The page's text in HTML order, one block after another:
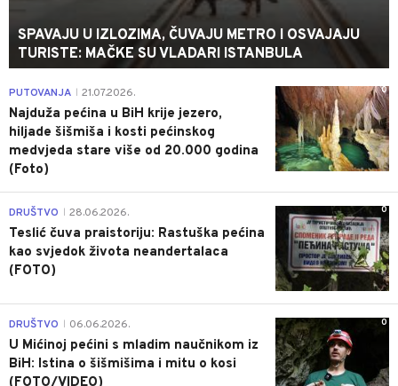
SPAVAJU U IZLOZIMA, ČUVAJU METRO I OSVAJAJU
TURISTE: MAČKE SU VLADARI ISTANBULA
0
PUTOVANJA 21.07.2026.
Najduža pećina u BiH krije jezero,
hiljade šišmiša i kosti pećinskog
medvjeda stare više od 20.000 godina
(Foto)
0
DRUŠTVO 28.06.2026.
Teslić čuva praistoriju: Rastuška pećina
kao svjedok života neandertalaca
(FOTO)
0
DRUŠTVO 06.06.2026.
U Mićinoj pećini s mladim naučnikom iz
BiH: Istina o šišmišima i mitu o kosi